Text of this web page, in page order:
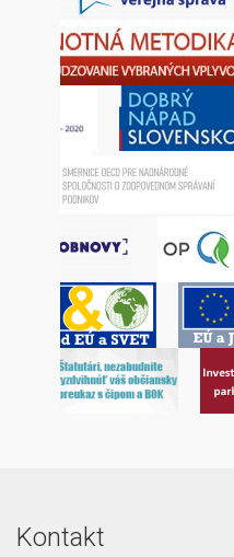
Kontakt